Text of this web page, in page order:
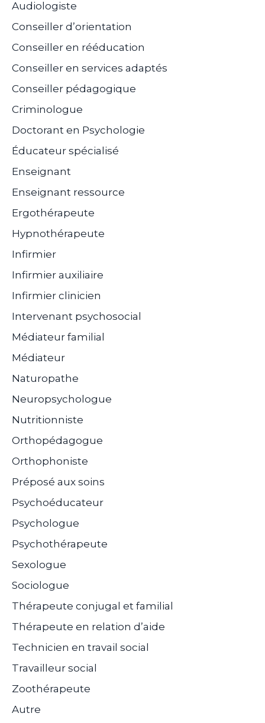
Audiologiste
Conseiller d’orientation
Conseiller en rééducation
Conseiller en services adaptés
Conseiller pédagogique
Criminologue
Doctorant en Psychologie
Éducateur spécialisé
Enseignant
Enseignant ressource
Ergothérapeute
Hypnothérapeute
Infirmier
Infirmier auxiliaire
Infirmier clinicien
Intervenant psychosocial
Médiateur familial
Médiateur
Naturopathe
Neuropsychologue
Nutritionniste
Orthopédagogue
Orthophoniste
Préposé aux soins
Psychoéducateur
Psychologue
Psychothérapeute
Sexologue
Sociologue
Thérapeute conjugal et familial
Thérapeute en relation d’aide
Technicien en travail social
Travailleur social
Zoothérapeute
Autre